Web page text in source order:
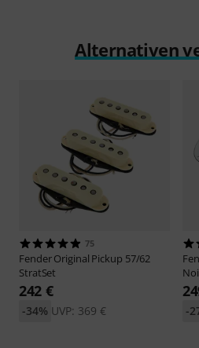
Alternativen
75
FenderOriginal Pickup 57/62
StratSet
242 €
UVP: 369 €
-34% -